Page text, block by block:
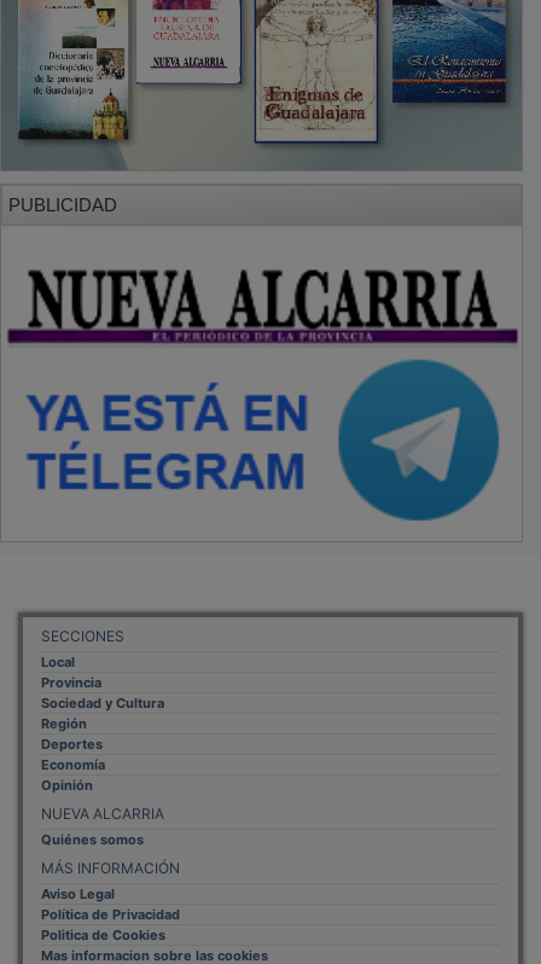
SECCIONES
Local
Provincia
Sociedad y Cultura
Región
Deportes
Economía
Opinión
NUEVA ALCARRIA
Quiénes somos
MÁS INFORMACIÓN
Aviso Legal
Política de Privacidad
Politica de Cookies
Mas informacion sobre las cookies
BASES CONCURSO FOTOGRAFÍA LAVANDA